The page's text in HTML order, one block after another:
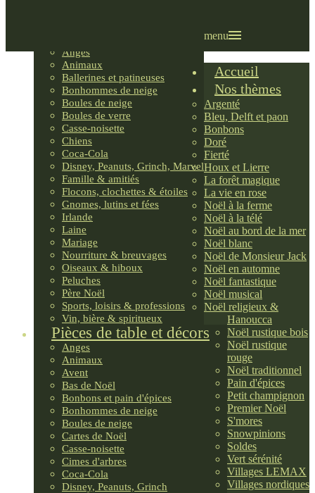
Anges
Animaux
Ballerines et patineuses
Bonhommes de neige
Boules de neige
Boules de verre
Casse-noisette
Chiens
Coca-Cola
Disney, Peanuts, Grinch, Marvel
Famille & amitiés
Flocons, clochettes & étoiles
Gnomes, lutins et fées
Irlande
Laine
Mariage
Nourriture & breuvages
Oiseaux & hiboux
Peluches
Père Noël
Sports, loisirs & professions
Vin, bière & spiritueux
Pièces de table et décors
Anges
Animaux
Avent
Bas de Noël
Bonbons et pain d'épices
Bonhommes de neige
Boules de neige
Cartes de Noël
Casse-noisette
Cimes d'arbres
Coca-Cola
Disney, Peanuts, Grinch
menu
Accueil
Nos thèmes
Argenté
Bleu, Delft et paon
Bonbons
Doré
Fierté
Houx et Lierre
La forêt magique
La vie en rose
Noël à la ferme
Noël à la télé
Noël au bord de la mer
Noël blanc
Noël de Monsieur Jack
Noël en automne
Noël fantastique
Noël musical
Noël religieux &
Hanoucca
Noël rustique bois
Noël rustique
rouge
Noël traditionnel
Pain d'épices
Petit champignon
Premier Noël
S'mores
Snowpinions
Soldes
Vert sérénité
Villages LEMAX
Villages nordiques